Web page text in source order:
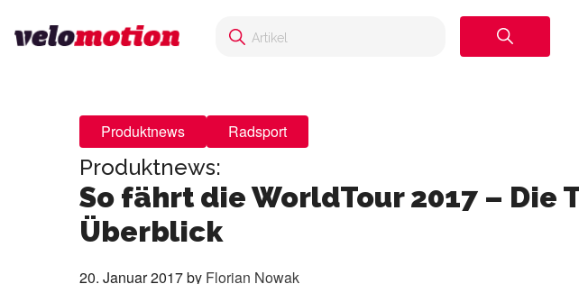
Produktnews Radsport
Produktnews:
So fährt die WorldTour 2017 – Die
Überblick
20. Januar 2017by Florian Nowak